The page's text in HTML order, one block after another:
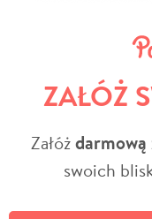
ZAŁÓŻ
Załóżdarmową
swoich